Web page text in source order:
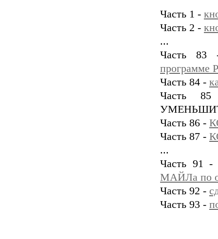
Часть 1 -
Часть 2 -
...
Часть
программе
Часть 84 -
Часть
Часть 86 -
Часть 87 -
...
Часть 91
МАЙЛа по
Часть 92 -
Часть 93 -